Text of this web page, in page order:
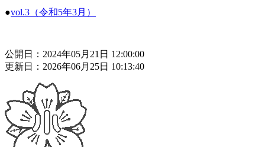
●vol.3（令和5年3月）
公開日：2024年05月21日 12:00:00
更新日：2026年06月25日 10:13:40